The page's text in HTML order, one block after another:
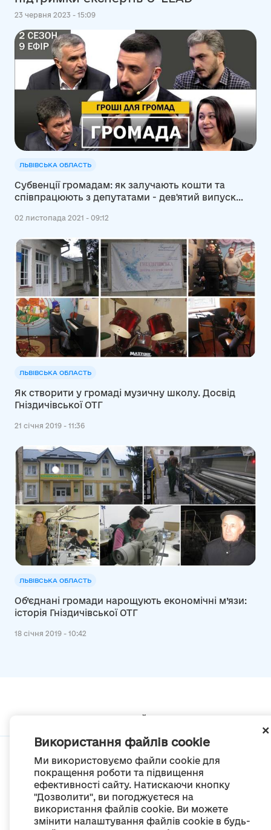
Використання файлів cookie
Ми використовуємо файли cookie для
покращення роботи та підвищення
ефективності сайту. Натискаючи кнопку
"Дозволити", ви погоджуєтеся на
використання файлів cookie. Ви можете
змінити налаштування файлів cookie в будь-
23 червня 2023 - 15:09
ЛЬВІВСЬКА ОБЛАСТЬ
Субвенції громадам: як залучають кошти та
співпрацюють з депутатами - дев'ятий випуск
02 листопада 2021 - 09:12
ЛЬВІВСЬКА ОБЛАСТЬ
Як створити у громаді музичну школу. Досвід
Гніздичівської ОТГ
21 січня 2019 - 11:36
ЛЬВІВСЬКА ОБЛАСТЬ
Об’єднані громади нарощують економічні м’язи:
історія Гніздичівської ОТГ
18 січня 2019 - 10:42
Мапа сайту
© Портал «Децентралізація», 2022
Проект був створений 2014 року для комунікації реформи місцевого
самоврядування
та територіальної організації влади в Україні.